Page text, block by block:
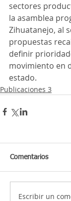
sectores
la asamblea
Zihuatanejo, al
propuestas
definir
movimiento en
estado.
Publicaciones 3
Comentarios
Escribir un